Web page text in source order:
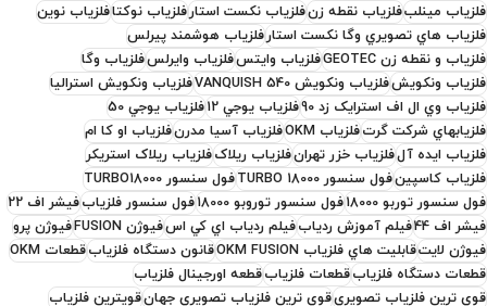
فلزياب مينلبفلزياب نقطه زنفلزياب نکست استارفلزياب نوکتافلزياب نوين
فلزياب هاي تصويري وگا نکست استارفلزياب هوشمند پيرلس
فلزياب و نقطه زن GEOTEC
فلزياب وايتسفلزياب وايرلسفلزياب وگا
فلزياب ونکويشفلزياب ونکويش VANQUISH 540
فلزياب ونکويش استراليا
فلزياب وي ال اف استرايک زد 90
فلزياب يوجي 12
فلزياب يوجي 50
فلزيابهاي شرکت گرتفلزیاب OKM فلزیاب آسیا مدرنفلزیاب او کا ام
فلزیاب ایده آلفلزیاب خزر تهرانفلزیاب ریلاکفلزیاب ریلاک استریکر
فلزیاب کاسپینفول سنسور TURBO 18000
فول سنسور TURBO18000
فول سنسور توربو 18000
فول سنسور توروبو 18000 فول سنسور فلزيابفيشر اف 22
فيشر اف 44
فيلم آموزش رديابفيلم ردياب اي کي اسفيوژن FUSION
فيوژن پرو
فيوژن لايتقابليت هاي فلزياب OKM FUSION قانون دستگاه فلزيابقطعات OKM
قطعات دستگاه فلزيابقطعات فلزیابقطعه اورجينال فلزياب
قوي ترين فلزياب تصويريقوي ترين فلزياب تصويري جهانقويترين فلزياب